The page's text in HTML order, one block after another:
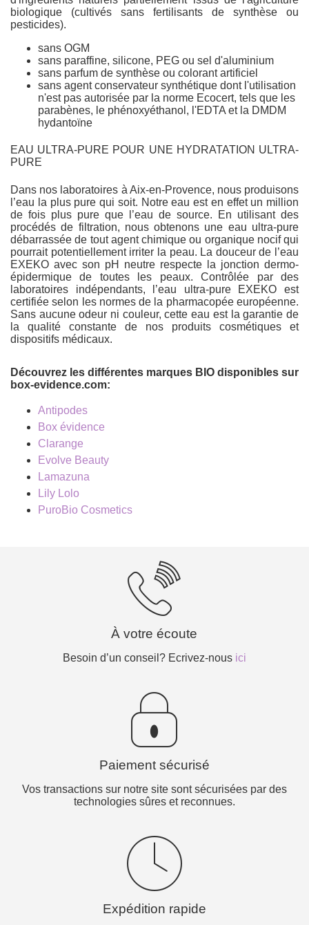
biologique (cultivés sans fertilisants de synthèse ou
pesticides).
sans OGM
sans paraffine, silicone, PEG ou sel d'aluminium
sans parfum de synthèse ou colorant artificiel
sans agent conservateur synthétique dont l'utilisation
n'est pas autorisée par la norme Ecocert, tels que les
parabènes, le phénoxyéthanol, l'EDTA et la DMDM
hydantoïne
EAU ULTRA-PURE POUR UNE HYDRATATION ULTRA-
PURE
Dans nos laboratoires à Aix-en-Provence, nous produisons
l’eau la plus pure qui soit. Notre eau est en effet un million
de fois plus pure que l’eau de source. En utilisant des
procédés de filtration, nous obtenons une eau ultra-pure
débarrassée de tout agent chimique ou organique nocif qui
pourrait potentiellement irriter la peau. La douceur de l’eau
EXEKO avec son pH neutre respecte la jonction dermo-
épidermique de toutes les peaux. Contrôlée par des
laboratoires indépendants, l’eau ultra-pure EXEKO est
certifiée selon les normes de la pharmacopée européenne.
Sans aucune odeur ni couleur, cette eau est la garantie de
la qualité constante de nos produits cosmétiques et
dispositifs médicaux.
Découvrez les différentes marques BIO disponibles sur
box-evidence.com:
Antipodes
Box évidence
Clarange
Evolve Beauty
Lamazuna
Lily Lolo
PuroBio Cosmetics
À votre écoute
Besoin d’un conseil? Ecrivez-nous ici
Paiement sécurisé
Vos transactions sur notre site sont sécurisées par des
technologies sûres et reconnues.
Expédition rapide